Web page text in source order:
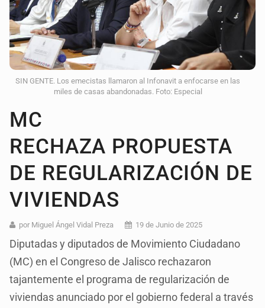
SIN GENTE. Los emecistas llamaron al Infonavit a enfocarse en las
miles de casas abandonadas. Foto: Especial
MC
RECHAZA PROPUESTA
DE REGULARIZACIÓN DE
VIVIENDAS
por Miguel Ángel Vidal Preza 19 de Junio de 2025
Diputadas y diputados de Movimiento Ciudadano
(MC) en el Congreso de Jalisco rechazaron
tajantemente el programa de regularización de
viviendas anunciado por el gobierno federal a través